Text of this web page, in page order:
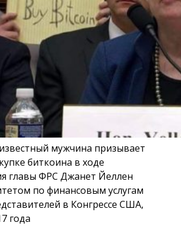
мужчина призывает
биткоина в ходе
главы ФРС Джанет Йеллен
по финансовым услугам
в Конгрессе США,
года